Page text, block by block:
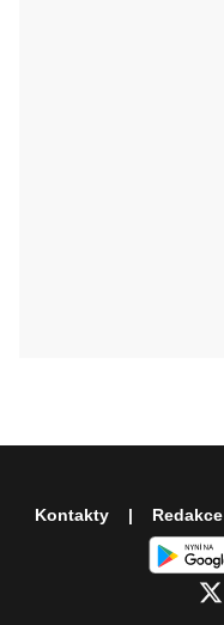
Kontakty Redakce